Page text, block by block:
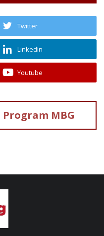
Twitter
Linkedin
Youtube
Program MBG